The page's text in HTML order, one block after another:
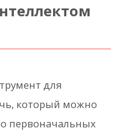
для
который можно
первоначальных